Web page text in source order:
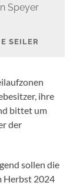
Speyer
SEILER
ihre
bittet um
der
sollen die
Herbst 2024